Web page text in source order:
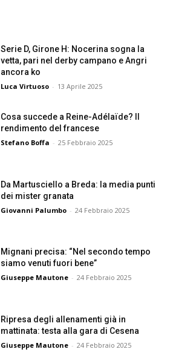
Serie D, Girone H: Nocerina sogna la
vetta, pari nel derby campano e Angri
ancora ko
Luca Virtuoso - 13 Aprile 2025
Cosa succede a Reine-Adélaïde? Il
rendimento del francese
Stefano Boffa - 25 Febbraio 2025
Da Martusciello a Breda: la media punti
dei mister granata
Giovanni Palumbo - 24 Febbraio 2025
Mignani precisa: “Nel secondo tempo
siamo venuti fuori bene”
Giuseppe Mautone - 24 Febbraio 2025
Ripresa degli allenamenti già in
mattinata: testa alla gara di Cesena
Giuseppe Mautone - 24 Febbraio 2025